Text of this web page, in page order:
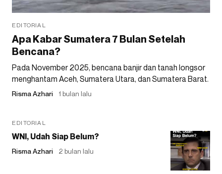
EDITORIAL
Apa Kabar Sumatera 7 Bulan Setelah
Bencana?
Pada November 2025, bencana banjir dan tanah longsor
menghantam Aceh, Sumatera Utara, dan Sumatera Barat.
Risma Azhari 1 bulan lalu
EDITORIAL
WNI, Udah Siap Belum?
Risma Azhari 2 bulan lalu